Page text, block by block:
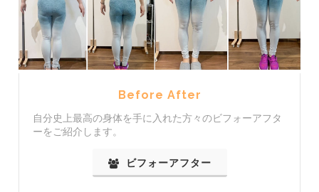
Before After
自分史上最高の身体を手に入れた方々のビフォーアフタ
ーをご紹介します。
ビフォーアフター